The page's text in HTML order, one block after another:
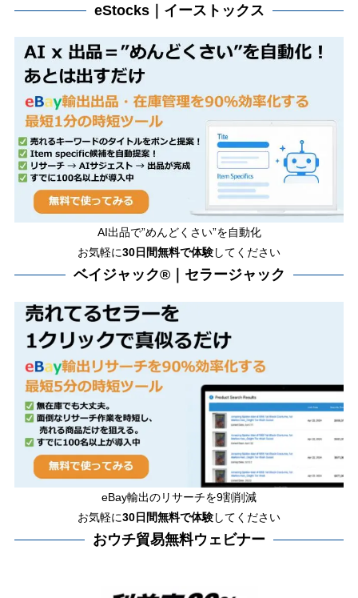
eStocks｜イーストックス
AI出品で”めんどくさい”を自動化
お気軽に30日間無料で体験してください
ベイジャック®｜セラージャック
eBay輸出のリサーチを9割削減
お気軽に30日間無料で体験してください
おウチ貿易無料ウェビナー